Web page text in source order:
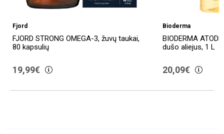
Fjord
FJORD STRONG OMEGA-3, žuvų taukai,
80 kapsulių
19,99€
Bioderma
BIODERMA
dušo aliejus, 1 L
20,09€